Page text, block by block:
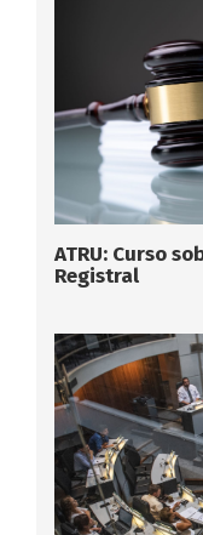
ATRU: Curso
Registral